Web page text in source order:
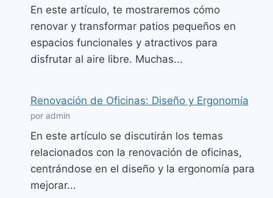
En este artículo, te mostraremos cómo
renovar y transformar patios pequeños en
espacios funcionales y atractivos para
disfrutar al aire libre. Muchas...
Renovación de Oficinas: Diseño y Ergonomía
por admin
En este artículo se discutirán los temas
relacionados con la renovación de oficinas,
centrándose en el diseño y la ergonomía para
mejorar...